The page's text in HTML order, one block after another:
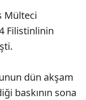
Mülteci
Filistinlinin
dün akşam
baskının sona